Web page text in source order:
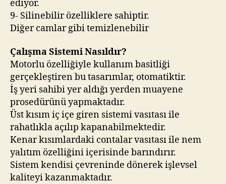
ediyor.
9- Silinebilir özelliklere sahiptir.
Diğer camlar gibi temizlenebilir
Çalışma Sistemi Nasıldır?
Motorlu özelliğiyle kullanım basitliği
gerçekleştiren bu tasarımlar, otomatiktir.
İş yeri sahibi yer aldığı yerden muayene
prosedürünü yapmaktadır.
Üst kısım iç içe giren sistemi vasıtası ile
rahatlıkla açılıp kapanabilmektedir.
Kenar kısımlardaki contalar vasıtası ile nem
yalıtım özelliğini içerisinde barındırır.
Sistem kendisi çevreninde dönerek işlevsel
kaliteyi kazanmaktadır.